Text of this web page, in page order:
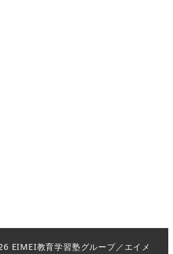
EIMEI教育学習塾グループ／エイメ